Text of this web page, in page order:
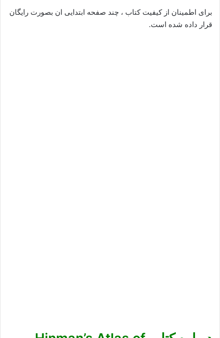
برای اطمینان از کیفیت کتاب ، چند صفحه ابتدایی ان بصورت رایگان
قرار داده شده است.